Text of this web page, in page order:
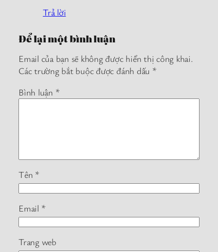
Trả lời
Để lại một bình luận
Email của bạn sẽ không được hiển thị công khai.
Các trường bắt buộc được đánh dấu *
Bình luận *
Tên *
Email *
Trang web